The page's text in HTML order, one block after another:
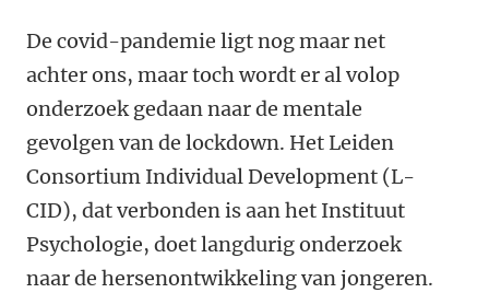
De covid-pandemie ligt nog maar net
achter ons, maar toch wordt er al volop
onderzoek gedaan naar de mentale
gevolgen van de lockdown. Het Leiden
Consortium Individual Development (L-
CID), dat verbonden is aan het Instituut
Psychologie, doet langdurig onderzoek
naar de hersenontwikkeling van jongeren.